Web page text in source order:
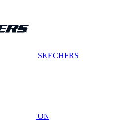
SKECHERS
ON